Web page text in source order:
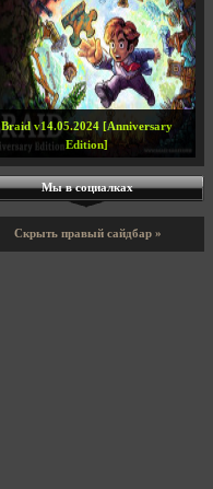
Braid v14.05.2024 [Anniversary
Edition]
Мы в социалках
Скрыть правый сайдбар »